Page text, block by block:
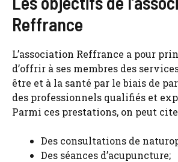
Reffrance
L’association Reffrance a pour
d’offrir à ses membres des
être et à la santé par le biais de
des professionnels qualifiés et
Parmi ces prestations, on peut
Des consultations de
Des séances d’acupuncture;